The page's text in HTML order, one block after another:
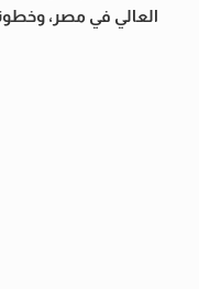
العالي في مصر،